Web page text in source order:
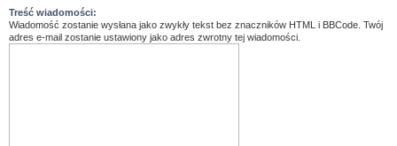
Treść wiadomości:
Wiadomość zostanie wysłana jako zwykły tekst bez znaczników HTML i BBCode. Twój
adres e-mail zostanie ustawiony jako adres zwrotny tej wiadomości.